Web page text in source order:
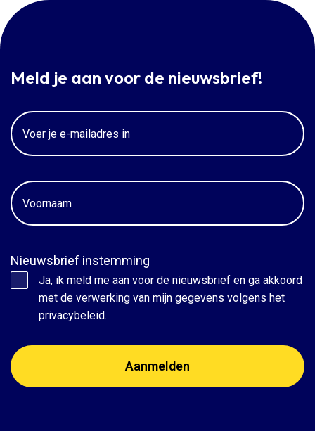
Meld je aan voor de nieuwsbrief!
Email
Voornaam
Nieuwsbrief instemming
Ja, ik meld me aan voor de nieuwsbrief en ga akkoord
met de verwerking van mijn gegevens volgens het
privacybeleid.